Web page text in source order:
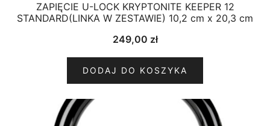
ZAPIĘCIE U-LOCK KRYPTONITE KEEPER 12
STANDARD(LINKA W ZESTAWIE) 10,2 cm x 20,3 cm
249,00 zł
DODAJ DO KOSZYKA